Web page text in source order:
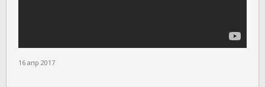
16 апр 2017